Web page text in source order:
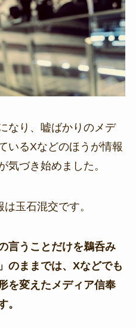
なり、嘘ばかりのメデ
いるXなどのほうが情報
気づき始めました。
玉石混交です。
言うことだけを鵜呑み
のままでは、Xなどでも
を変えたメディア信奉
。